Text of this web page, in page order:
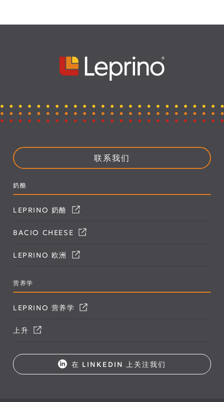
联系我们
奶酪
LEPRINO 奶酪
BACIO CHEESE
LEPRINO 欧洲
营养学
LEPRINO 营养学
上升
在 LINKEDIN 上关注我们